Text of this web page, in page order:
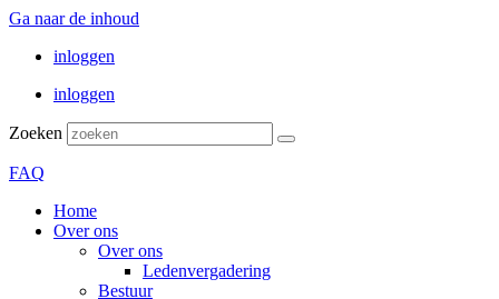
Ga naar de inhoud
inloggen
inloggen
Zoeken
FAQ
Home
Over ons
Over ons
Ledenvergadering
Bestuur